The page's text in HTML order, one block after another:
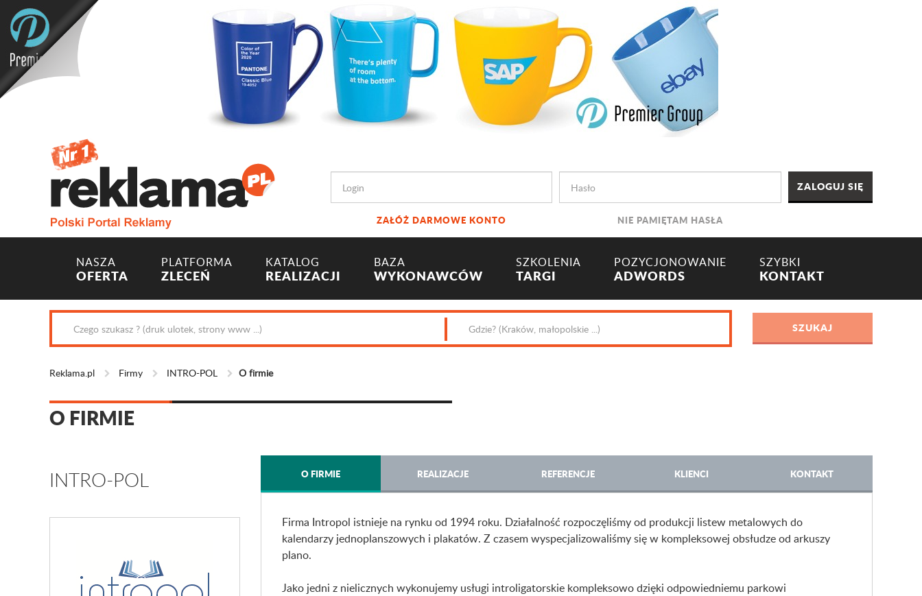
ZAŁÓŻ DARMOWE KONTO NIE PAMIĘTAM HASŁA
NASZA
OFERTA
PLATFORMA
ZLECEŃ
KATALOG
REALIZACJI
BAZA
WYKONAWCÓW
SZKOLENIA
TARGI
POZYCJONOWANIE
ADWORDS
SZYBKI
KONTAKT
Reklama.pl Firmy INTRO-POL O firmie
O FIRMIE
INTRO-POL O FIRMIE REALIZACJE REFERENCJE KLIENCI KONTAKT
Firma Intropol istnieje na rynku od 1994 roku. Działalność rozpoczęliśmy od produkcji listew metalowych do
kalendarzy jednoplanszowych i plakatów. Z czasem wyspecjalizowaliśmy się w kompleksowej obsłudze od arkuszy
plano.
Jako jedni z nielicznych wykonujemy usługi introligatorskie kompleksowo dzięki odpowiedniemu parkowi